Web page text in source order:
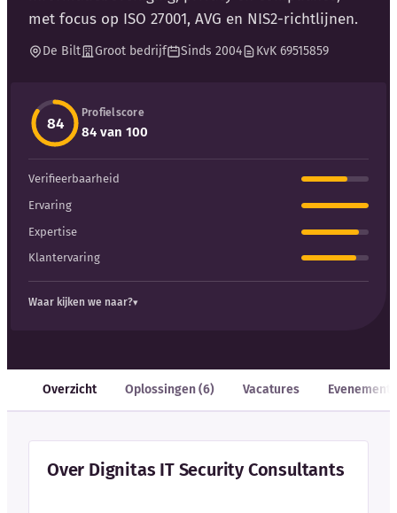
met focus op ISO 27001, AVG en NIS2-richtlijnen.
De Bilt Groot bedrijf Sinds 2004 KvK 69515859
84
Profielscore
84 van 100
Verifieerbaarheid
Ervaring
Expertise
Klantervaring
Waar kijken we naar?
Overzicht Oplossingen (6) Vacatures
Over Dignitas IT Security Consultants